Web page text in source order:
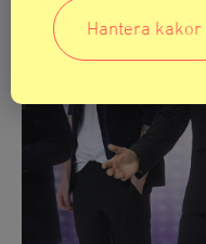
Hantera kakor